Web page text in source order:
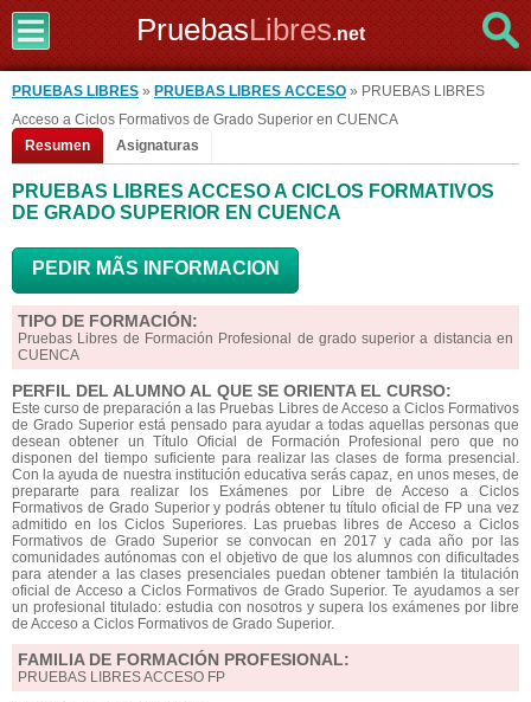
PruebasLibres.net
PRUEBAS LIBRES » PRUEBAS LIBRES ACCESO » PRUEBAS LIBRES
Acceso a Ciclos Formativos de Grado Superior en CUENCA
Resumen
Asignaturas
PRUEBAS LIBRES ACCESO A CICLOS FORMATIVOS
DE GRADO SUPERIOR EN CUENCA
PEDIR MÃS INFORMACION
TIPO DE FORMACIÓN:
Pruebas Libres de Formación Profesional de grado superior a distancia en
CUENCA
PERFIL DEL ALUMNO AL QUE SE ORIENTA EL CURSO:
Este curso de preparación a las Pruebas Libres de Acceso a Ciclos Formativos
de Grado Superior está pensado para ayudar a todas aquellas personas que
desean obtener un Título Oficial de Formación Profesional pero que no
disponen del tiempo suficiente para realizar las clases de forma presencial.
Con la ayuda de nuestra institución educativa serás capaz, en unos meses, de
prepararte para realizar los Exámenes por Libre de Acceso a Ciclos
Formativos de Grado Superior y podrás obtener tu título oficial de FP una vez
admitido en los Ciclos Superiores. Las pruebas libres de Acceso a Ciclos
Formativos de Grado Superior se convocan en 2017 y cada año por las
comunidades autónomas con el objetivo de que los alumnos con dificultades
para atender a las clases presenciales puedan obtener también la titulación
oficial de Acceso a Ciclos Formativos de Grado Superior. Te ayudamos a ser
un profesional titulado: estudia con nosotros y supera los exámenes por libre
de Acceso a Ciclos Formativos de Grado Superior.
FAMILIA DE FORMACIÓN PROFESIONAL:
PRUEBAS LIBRES ACCESO FP